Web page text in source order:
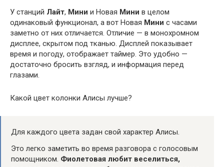
У станций Лайт, Мини и Новая Мини в целом
одинаковый функционал, а вот Новая Мини с часами
заметно от них отличается. Отличие — в монохромном
дисплее, скрытом под тканью. Дисплей показывает
время и погоду, отображает таймер. Это удобно —
достаточно бросить взгляд, и информация перед
глазами.
Какой цвет колонки Алисы лучше?
Для каждого цвета задан свой характер Алисы.
Это легко заметить во время разговора с голосовым
помощником. Фиолетовая любит веселиться,